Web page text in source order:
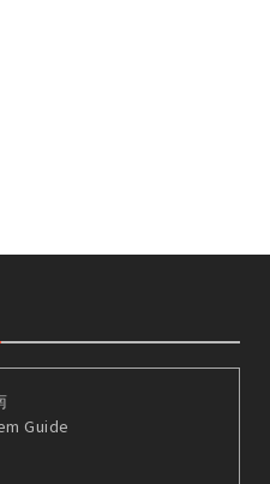
Guide